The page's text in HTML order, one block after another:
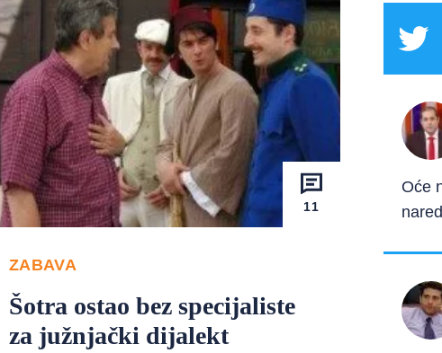
11
ZABAVA
Šotra ostao bez specijaliste
za južnjački dijalekt
Oće